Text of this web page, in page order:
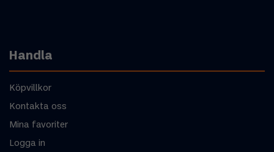
Handla
Köpvillkor
Kontakta oss
Mina favoriter
Logga in